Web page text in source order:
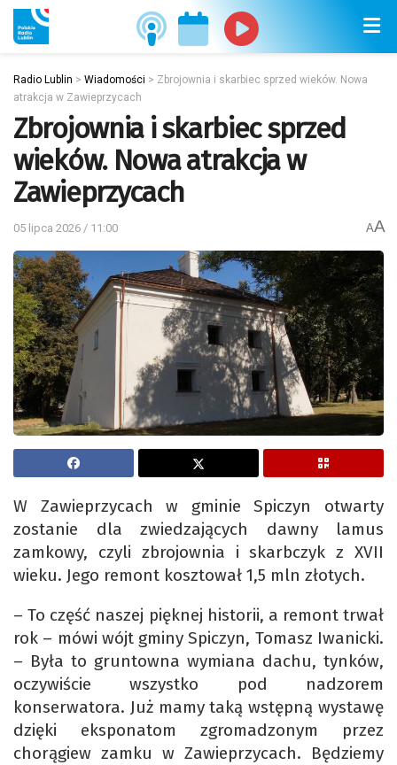
Radio Lublin > Wiadomości > Zbrojownia i skarbiec sprzed wieków. Nowa
atrakcja w Zawieprzycach
Zbrojownia i skarbiec sprzed
wieków. Nowa atrakcja w
Zawieprzycach
05 lipca 2026 / 11:00 AA
W Zawieprzycach w gminie Spiczyn otwarty
zostanie dla zwiedzających dawny lamus
zamkowy, czyli zbrojownia i skarbczyk z XVII
wieku. Jego remont kosztował 1,5 mln złotych.
– To część naszej pięknej historii, a remont trwał
rok – mówi wójt gminy Spiczyn, Tomasz Iwanicki.
– Była to gruntowna wymiana dachu, tynków,
oczywiście wszystko pod nadzorem
konserwatora. Już mamy taką wstępną wystawę
dzięki eksponatom zgromadzonym przez
chorągiew zamku w Zawieprzycach. Będziemy